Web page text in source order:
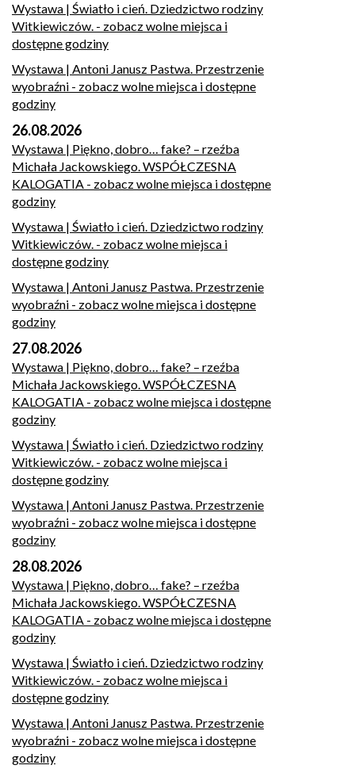
Wystawa | Światło i cień. Dziedzictwo rodziny
Witkiewiczów. - zobacz wolne miejsca i
dostępne godziny
Wystawa | Antoni Janusz Pastwa. Przestrzenie
wyobraźni - zobacz wolne miejsca i dostępne
godziny
26.08.2026
Wystawa | Piękno, dobro… fake? – rzeźba
Michała Jackowskiego. WSPÓŁCZESNA
KALOGATIA - zobacz wolne miejsca i dostępne
godziny
Wystawa | Światło i cień. Dziedzictwo rodziny
Witkiewiczów. - zobacz wolne miejsca i
dostępne godziny
Wystawa | Antoni Janusz Pastwa. Przestrzenie
wyobraźni - zobacz wolne miejsca i dostępne
godziny
27.08.2026
Wystawa | Piękno, dobro… fake? – rzeźba
Michała Jackowskiego. WSPÓŁCZESNA
KALOGATIA - zobacz wolne miejsca i dostępne
godziny
Wystawa | Światło i cień. Dziedzictwo rodziny
Witkiewiczów. - zobacz wolne miejsca i
dostępne godziny
Wystawa | Antoni Janusz Pastwa. Przestrzenie
wyobraźni - zobacz wolne miejsca i dostępne
godziny
28.08.2026
Wystawa | Piękno, dobro… fake? – rzeźba
Michała Jackowskiego. WSPÓŁCZESNA
KALOGATIA - zobacz wolne miejsca i dostępne
godziny
Wystawa | Światło i cień. Dziedzictwo rodziny
Witkiewiczów. - zobacz wolne miejsca i
dostępne godziny
Wystawa | Antoni Janusz Pastwa. Przestrzenie
wyobraźni - zobacz wolne miejsca i dostępne
godziny